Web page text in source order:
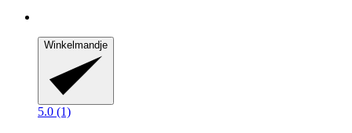
Winkelmandje
5.0 (1)